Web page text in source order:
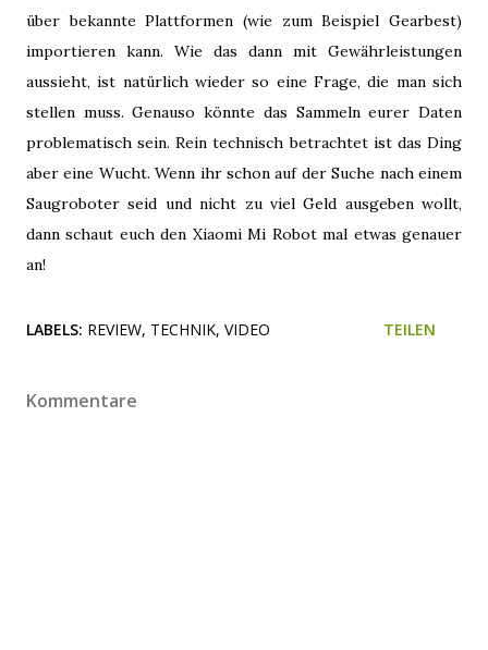
über bekannte Plattformen (wie zum Beispiel Gearbest)
importieren kann. Wie das dann mit Gewährleistungen
aussieht, ist natürlich wieder so eine Frage, die man sich
stellen muss. Genauso könnte das Sammeln eurer Daten
problematisch sein. Rein technisch betrachtet ist das Ding
aber eine Wucht. Wenn ihr schon auf der Suche nach einem
Saugroboter seid und nicht zu viel Geld ausgeben wollt,
dann schaut euch den Xiaomi Mi Robot mal etwas genauer
an!
LABELS: REVIEW TECHNIK VIDEO TEILEN
Kommentare